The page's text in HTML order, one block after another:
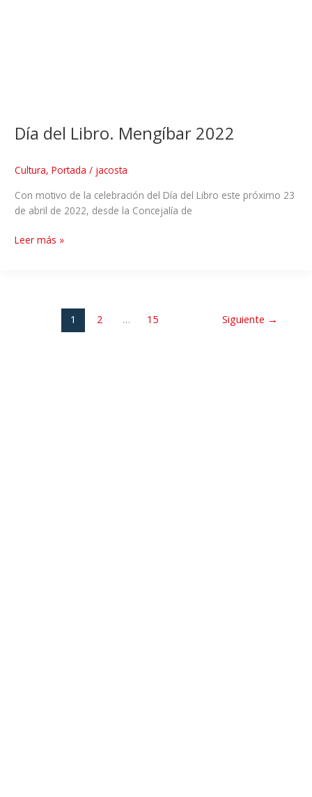
Día del Libro. Mengíbar 2022
Cultura, Portada / jacosta
Con motivo de la celebración del Día del Libro este próximo 23
de abril de 2022, desde la Concejalía de
Leer más »
1 2 … 15 Siguiente →